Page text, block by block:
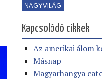
NAGYVILÁG
Kapcsolódó cikkek
Az amerikai álom
Másnap
Magyarhangya